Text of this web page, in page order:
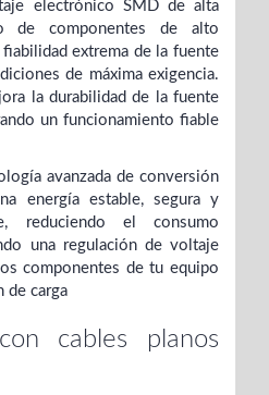
electrónico SMD de alta
de componentes de alto
extrema de la fuente
de máxima exigencia.
la durabilidad de la fuente
un funcionamiento fiable
avanzada de conversión
energía estable, segura y
reduciendo el consumo
una regulación de voltaje
componentes de tu equipo
de carga
cables planos